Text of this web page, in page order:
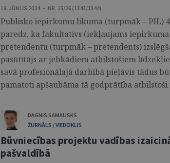
18. JŪNIJS 2024 • NR. 25/26 (1343/1344)
Publisko iepirkumu likuma (turpmāk – PIL)
paredz, ka fakultatīvs (iekļaujams
pretendentu (turpmāk – pretendents)
pasūtītājs ar jebkādiem atbilstošiem
savā profesionālajā darbībā pieļāvis tādus
pamatoti apšaubāma tā godprātība
DAGNIS SAMAUSKS
ŽURNĀLS / VIEDOKLIS
Būvniecības projektu vadības
pašvaldībā